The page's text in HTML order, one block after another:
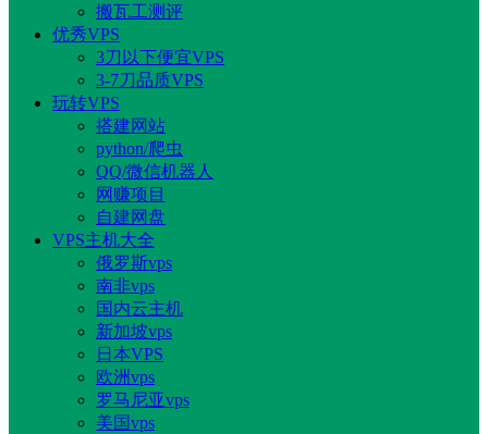
搬瓦工测评
优秀VPS
3刀以下便宜VPS
3-7刀品质VPS
玩转VPS
搭建网站
python/爬虫
QQ/微信机器人
网赚项目
自建网盘
VPS主机大全
俄罗斯vps
南非vps
国内云主机
新加坡vps
日本VPS
欧洲vps
罗马尼亚vps
美国vps